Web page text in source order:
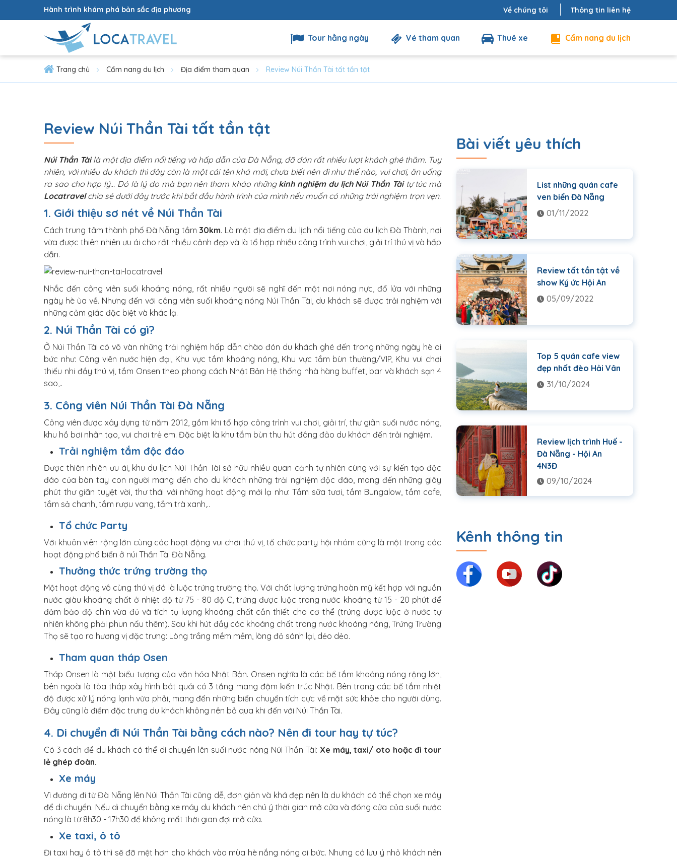
Hành trình khám phá bản sắc địa phương Về chúng tôi Thông tin liên hệ
Tour hằng ngày Vé tham quan Thuê xe Cẩm nang du lịch
Trang chủ Cẩm nang du lịch Địa điểm tham quan Review Núi Thần Tài tất tần tật
Review Núi Thần Tài tất tần tật
Núi Thần Tàilà một địa điểm nổi tiếng và hấp dẫn của Đà Nẵng, đã đón rất nhiều lượt khách ghé thăm. Tuy
nhiên, với nhiều du khách thì đây còn là một cái tên khá mới, chưa biết nên đi như thế nào, vui chơi, ăn uống
ra sao cho hợp lý… Đó là lý do mà bạn nên tham khảo những kinh nghiệm du lịch Núi Thần Tài tự túc mà
Locatravelchia sẻ dưới đây trước khi bắt đầu hành trình của mình nếu muốn có những trải nghiệm trọn vẹn.
1. Giới thiệu sơ nét về Núi Thần Tài
Cách trung tâm thành phố Đà Nẵng tầm 30km. Là một địa điểm du lịch nổi tiếng của du lịch Đà Thành, nơi
vừa được thiên nhiên ưu ái cho rất nhiều cảnh đẹp và là tổ hợp nhiều công trình vui chơi, giải trí thú vị và hấp
dẫn.
Nhắc đến công viên suối khoáng nóng, rất nhiều người sẽ nghĩ đến một nơi nóng nực, đổ lửa với những
ngày hè ùa về. Nhưng đến với công viên suối khoáng nóng Núi Thần Tài, du khách sẽ được trải nghiệm với
những cảm giác đặc biệt và khác lạ.
2. Núi Thần Tài có gì?
Ở Núi Thần Tài có vô vàn những trải nghiệm hấp dẫn chào đón du khách ghé đến trong những ngày hè oi
bức như: Công viên nước hiện đại, Khu vực tắm khoáng nóng, Khu vực tắm bùn thường/VIP, Khu vui chơi
thiếu nhi đầy thú vị, tắm Onsen theo phong cách Nhật Bản Hệ thống nhà hàng buffet, bar và khách sạn 4
sao,..
3. Công viên Núi Thần Tài Đà Nẵng
Công viên được xây dựng từ năm 2012, gồm khi tổ hợp công trình vui chơi, giải trí, thư giãn suối nước nóng,
khu hồ bơi nhân tạo, vui chơi trẻ em. Đặc biệt là khu tắm bùn thu hút đông đảo du khách đến trải nghiệm.
Trải nghiệm tắm độc đáo
Được thiên nhiên ưu ái, khu du lịch Núi Thần Tài sở hữu nhiều quan cảnh tự nhiên cùng với sự kiến tạo độc
đáo của bàn tay con người mang đến cho du khách những trải nghiệm độc đáo, mang đến những giây
phút thư giãn tuyệt vời, thư thái với những hoạt động mới lạ như: Tắm sữa tươi, tắm Bungalow, tắm cafe,
tắm sả chanh, tắm rượu vang, tắm trà xanh,..
Tổ chức Party
Với khuôn viên rộng lớn cùng các hoạt động vui chơi thú vị, tổ chức party hội nhóm cũng là một trong các
hoạt động phổ biến ở núi Thần Tài Đà Nẵng.
Thưởng thức trứng trường thọ
Một hoạt động vô cùng thú vị đó là luộc trứng trường thọ. Với chất lượng trứng hoàn mỹ kết hợp với nguồn
nước giàu khoáng chất ở nhiệt độ từ 75 - 80 độ C, trứng được luộc trong nước khoáng từ 15 - 20 phút để
đảm bảo độ chín vừa đủ và tích tụ lượng khoáng chất cần thiết cho cơ thể (trứng được luộc ở nước tự
nhiên không phải phun nấu thêm). Sau khi hút đầy các khoáng chất trong nước khoáng nóng, Trứng Trường
Thọ sẽ tạo ra hương vị đặc trưng: Lòng trắng mềm mềm, lòng đỏ sánh lại, dẻo dẻo.
Tham quan tháp Osen
​​Tháp Onsen là một biểu tượng của văn hóa Nhật Bản. Onsen nghĩa là các bể tắm khoáng nóng rộng lớn,
bên ngoài là tòa tháp xây hình bát quái có 3 tầng mang đậm kiến trúc Nhật. Bên trong các bể tắm nhiệt
độ được xử lý nóng lạnh vừa phải, mang đến những biến chuyển tích cực về mặt sức khỏe cho người dùng.
Đây cũng là điểm đặc trưng du khách không nên bỏ qua khi đến với Núi Thần Tài.
4. Di chuyển đi Núi Thần Tài bằng cách nào? Nên đi tour hay tự túc?
Có 3 cách để du khách có thể di chuyển lên suối nước nóng Núi Thần Tài: Xe máy, taxi/ oto hoặc đi tour
lẻ ghép đoàn.
Xe máy
Vì đường đi từ Đà Nẵng lên Núi Thần Tài cũng dễ, đơn giản và khá đẹp nên là du khách có thể chọn xe máy
để di chuyển. Nếu di chuyển bằng xe máy du khách nên chú ý thời gian mở cửa và đóng cửa của suối nước
nóng là từ 8h30 - 17h30 để không mất thời gian đợi mở cửa.
Xe taxi, ô tô
Đi taxi hay ô tô thì sẽ đỡ mệt hơn cho khách vào mùa hè nắng nóng oi bức. Nhưng có lưu ý nhỏ khách nên
Bài viết yêu thích
List những quán cafe
ven biển Đà Nẵng
01/11/2022
Review tất tần tật về
show Ký ức Hội An
05/09/2022
Top 5 quán cafe view
đẹp nhất đèo Hải Vân
31/10/2024
Review lịch trình Huế -
Đà Nẵng - Hội An
4N3Đ
09/10/2024
Kênh thông tin